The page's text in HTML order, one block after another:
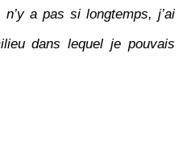
a pas si longtemps, j’ai
dans lequel je pouvais